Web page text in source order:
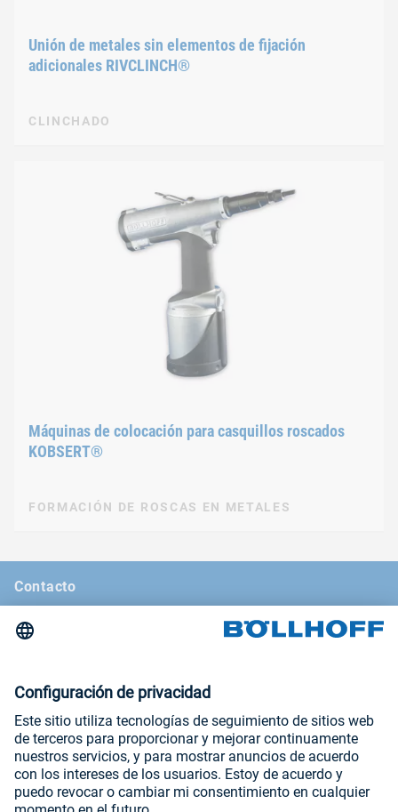
Unión de metales sin elementos de fijación
adicionales RIVCLINCH®
CLINCHADO
Máquinas de colocación para casquillos roscados
KOBSERT®
FORMACIÓN DE ROSCAS EN METALES
Contacto
Noticias
Ferias comerciales y seminarios
Aviso legal
Condiciones generales de venta
Declaración de protección de datos